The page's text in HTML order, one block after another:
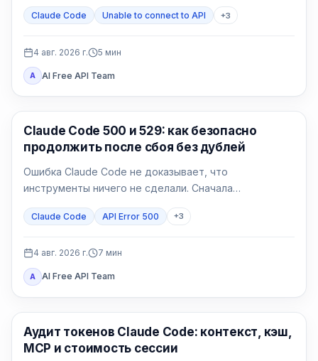
Claude Code Unable to connect to API +3
4 авг. 2026 г. 5 мин
A AI Free API Team
Claude Code
Claude Code 500 и 529: как безопасно
продолжить после сбоя без дублей
Ошибка Claude Code не доказывает, что
инструменты ничего не сделали. Сначала
и сверьте эффекты.
Claude Code API Error 500 +3
4 авг. 2026 г. 7 мин
A AI Free API Team
Claude Code
Аудит токенов Claude Code: контекст, кэш,
MCP и стоимость сессии